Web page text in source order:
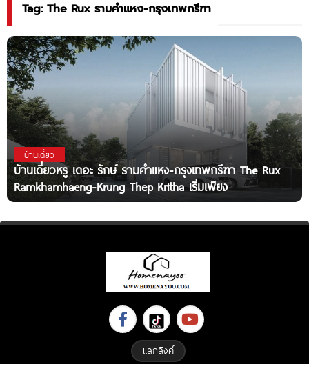
Tag: The Rux รามคำแหง-กรุงเทพกรีฑา
บ้านเดี่ยว
บ้านเดี่ยวหรู เดอะ รักษ์ รามคำแหง-กรุงเทพกรีฑา The Rux
Ramkhamhaeng-Krung Thep Kritha เริ่มเพียง
แลกลิงค์